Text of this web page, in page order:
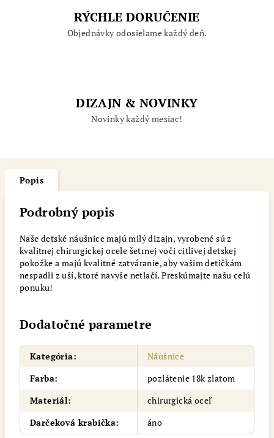
RÝCHLE DORUČENIE
Objednávky odosielame každý deň.
DIZAJN & NOVINKY
Novinky každý mesiac!
Popis
Podrobný popis
Naše detské náušnice majú milý dizajn, vyrobené sú z
kvalitnej chirurgickej ocele šetrnej voči citlivej detskej
pokožke a majú kvalitné zatváranie, aby vašim detičkám
nespadli z uší, ktoré navyše netlačí. Preskúmajte našu celú
ponuku!
Dodatočné parametre
Kategória:
Náušnice
Farba:
pozlátenie 18k zlatom
Materiál:
chirurgická oceľ
Darčeková krabička: áno